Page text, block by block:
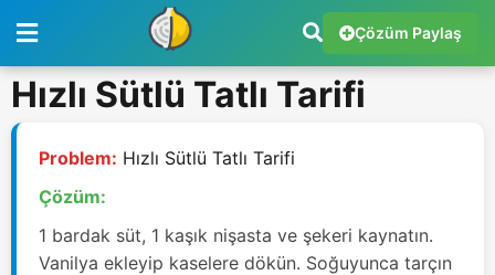
Çözüm Paylaş
Hızlı Sütlü Tatlı Tarifi
Problem: Hızlı Sütlü Tatlı Tarifi
Çözüm:
1 bardak süt, 1 kaşık nişasta ve şekeri kaynatın.
Vanilya ekleyip kaselere dökün. Soğuyunca tarçın